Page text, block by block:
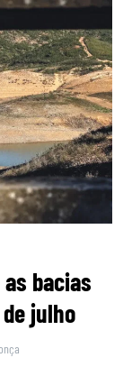
bacias
julho